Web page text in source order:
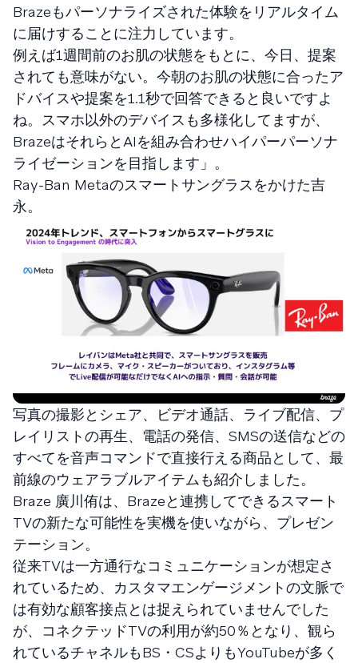
Brazeもパーソナライズされた体験をリアルタイム
に届けすることに注力しています。
例えば1週間前のお肌の状態をもとに、今日、提案
されても意味がない。今朝のお肌の状態に合ったア
ドバイスや提案を1.1秒で回答できると良いですよ
ね。スマホ以外のデバイスも多様化してますが、
BrazeはそれらとAIを組み合わせハイパーパーソナ
ライゼーションを目指します」。
Ray-Ban Metaのスマートサングラスをかけた吉
永。
写真の撮影とシェア、ビデオ通話、ライブ配信、プ
レイリストの再生、電話の発信、SMSの送信などの
すべてを音声コマンドで直接行える商品として、最
前線のウェアラブルアイテムも紹介しました。
Braze 廣川侑は、Brazeと連携してできるスマート
TVの新たな可能性を実機を使いながら、プレゼン
テーション。
従来TVは一方通行なコミュニケーションが想定さ
れているため、カスタマエンゲージメントの文脈で
は有効な顧客接点とは捉えられていませんでした
が、コネクテッドTVの利用が約50％となり、観ら
れているチャネルもBS・CSよりもYouTubeが多く